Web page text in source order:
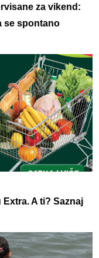
za vikend:
se spontano
A ti? Saznaj